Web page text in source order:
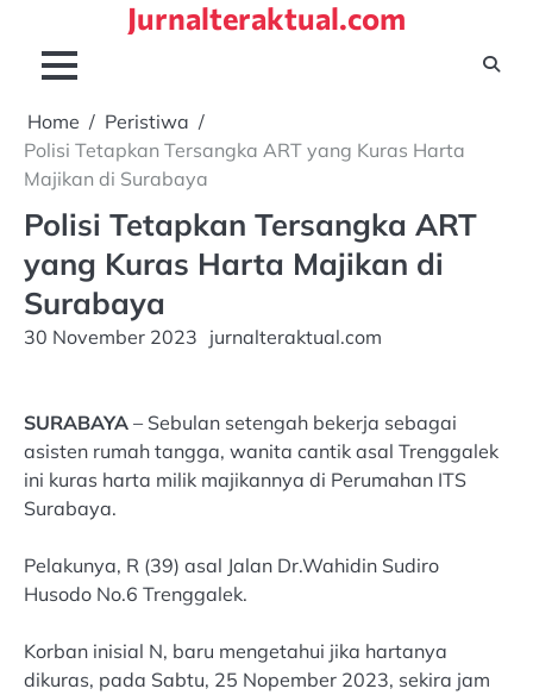
content
Jurnalteraktual.com
Home
Peristiwa
Polisi Tetapkan Tersangka ART yang Kuras Harta
Majikan di Surabaya
Polisi Tetapkan Tersangka ART
yang Kuras Harta Majikan di
Surabaya
30 November 2023 jurnalteraktual.com
SURABAYA – Sebulan setengah bekerja sebagai
asisten rumah tangga, wanita cantik asal Trenggalek
ini kuras harta milik majikannya di Perumahan ITS
Surabaya.
Pelakunya, R (39) asal Jalan Dr.Wahidin Sudiro
Husodo No.6 Trenggalek.
Korban inisial N, baru mengetahui jika hartanya
dikuras, pada Sabtu, 25 Nopember 2023, sekira jam